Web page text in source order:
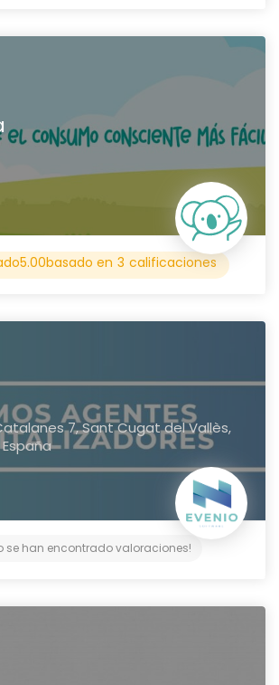
5.00basado en 3 calificaciones
7,Sant Cugat del Vallès,
España
se han encontrado valoraciones!